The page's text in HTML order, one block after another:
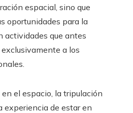
espacial, sino que
oportunidades para la
actividades que antes
a los
el espacio, la tripulación
experiencia de estar en